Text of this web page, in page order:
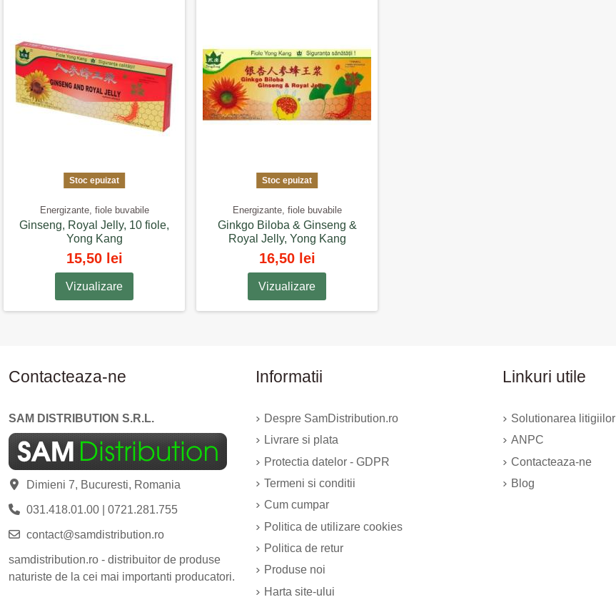
Stoc epuizat
Energizante, fiole buvabile
Ginseng, Royal Jelly, 10 fiole,
Yong Kang
15,50 lei
Vizualizare
Stoc epuizat
Energizante, fiole buvabile
Ginkgo Biloba & Ginseng &
Royal Jelly, Yong Kang
16,50 lei
Vizualizare
Contacteaza-ne
SAM DISTRIBUTION S.R.L.
Dimieni 7, Bucuresti, Romania
031.418.01.00| 0721.281.755
contact@samdistribution.ro
samdistribution.ro - distribuitor de produse
naturiste de la cei mai importanti producatori.
Informatii
Despre SamDistribution.ro
Livrare si plata
Protectia datelor - GDPR
Termeni si conditii
Cum cumpar
Politica de utilizare cookies
Politica de retur
Produse noi
Harta site-ului
Linkuri utile
Solutionarea litigiilor
ANPC
Contacteaza-ne
Blog